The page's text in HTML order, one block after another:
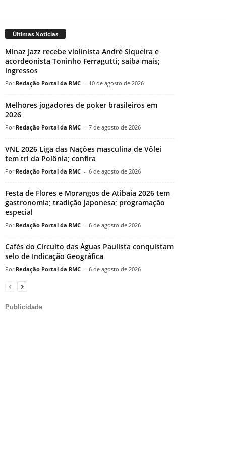
Últimas Notícias
Minaz Jazz recebe violinista André Siqueira e
acordeonista Toninho Ferragutti; saiba mais;
ingressos
Redação Portal da RMC - 10 de agosto de 2026
Melhores jogadores de poker brasileiros em
2026
Redação Portal da RMC - 7 de agosto de 2026
VNL 2026 Liga das Nações masculina de Vôlei
tem tri da Polônia; confira
Redação Portal da RMC - 6 de agosto de 2026
Festa de Flores e Morangos de Atibaia 2026 tem
gastronomia; tradição japonesa; programação
especial
Redação Portal da RMC - 6 de agosto de 2026
Cafés do Circuito das Águas Paulista conquistam
selo de Indicação Geográfica
Redação Portal da RMC - 6 de agosto de 2026
Publicidade